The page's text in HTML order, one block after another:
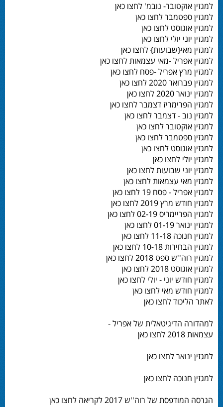
למגזין אוקטובר- נובמ' לחצו כאן
למגזין ספטמבר לחצו כאן
למגזין אוגוסט לחצו כאן
למגזין יוני יולי לחצו כאן
למגזין מאי{שבועות} לחצו כאן
למגזין אפריל -מאי עצמאות לחצו כאן
למגזין מרץ אפריל -פסח לחצו כאן
למגזין פברואר 2020 לחצו כאן
למגזין ינואר 2020 לחצו כאן
למגזין הפרימריז דצמבר לחצו כאן
למגזין נוב - דצמבר לחצו כאן
למגזין אוקטובר לחצו כאן
למגזין ספטמבר לחצו כאן
למגזין אוגוסט לחצו כאן
למגזין יולי לחצו כאן
למגזין יוני שבועות לחצו כאן
למגזין מאי עצמאות לחצו כאן
למגזין אפריל - פסח 19 לחצו כאן
למגזין חודש מרץ 2019 לחצו כאן
למגזין הפריימריס 02-19 לחצו כאן
למגזין ינואר 01-19 לחצו כאן
למגזין חנוכה 11-18 לחצו כאן
למגזין הבחירות 10-18 לחצו כאן
למגזין רוה''ש ספט 2018 לחצו כאן
למגזין אוגוסט 2018 לחצו כאן
למגזין חודש יוני - יולי לחצו כאן
למגזין חודש מאי לחצו כאן
לאתר הליכוד לחצו כאן
למהדורה הדיגיטאלית של אפריל -
עצמאות 2018 לחצו כאן
למגזין ינואר לחצו כאן
למגזין חנוכה לחצו כאן
הגרסה המודפסת של רוה''ש 2017 לקריאה לחצו כאן